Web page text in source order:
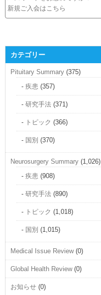
新規ご入会はこちら
カテゴリー
Pituitary Summary (375)
疾患 (357)
研究手法 (371)
トピック (366)
国別 (370)
Neurosurgery Summary (1,026)
疾患 (908)
研究手法 (890)
トピック (1,018)
国別 (1,015)
Medical Issue Review(0)
Global Health Review(0)
お知らせ (0)